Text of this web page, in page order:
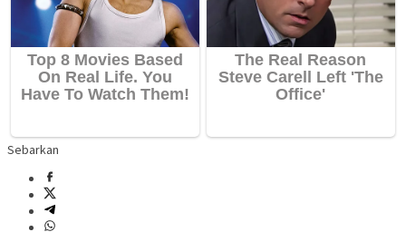
Sebarkan